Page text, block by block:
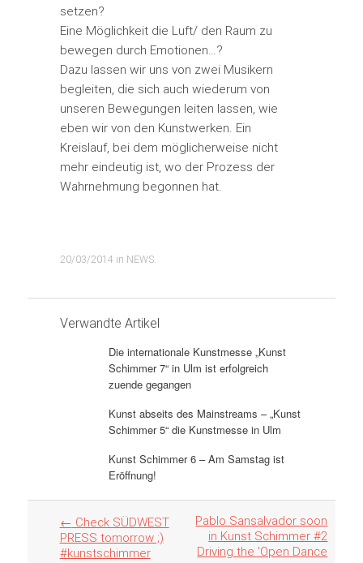
setzen?
Eine Möglichkeit die Luft/ den Raum zu
bewegen durch Emotionen…?
Dazu lassen wir uns von zwei Musikern
begleiten, die sich auch wiederum von
unseren Bewegungen leiten lassen, wie
eben wir von den Kunstwerken. Ein
Kreislauf, bei dem möglicherweise nicht
mehr eindeutig ist, wo der Prozess der
Wahrnehmung begonnen hat.
20/03/2014 in NEWS.
Verwandte Artikel
Die internationale Kunstmesse „Kunst
Schimmer 7“ in Ulm ist erfolgreich
zuende gegangen
Kunst abseits des Mainstreams – „Kunst
Schimmer 5“ die Kunstmesse in Ulm
Kunst Schimmer 6 – Am Samstag ist
Eröffnung!
Artikel
Navigation
← Check SÜDWEST
PRESS tomorrow ;)
#kunstschimmer
Pablo Sansalvador soon
in Kunst Schimmer #2
Driving the 'Open Dance